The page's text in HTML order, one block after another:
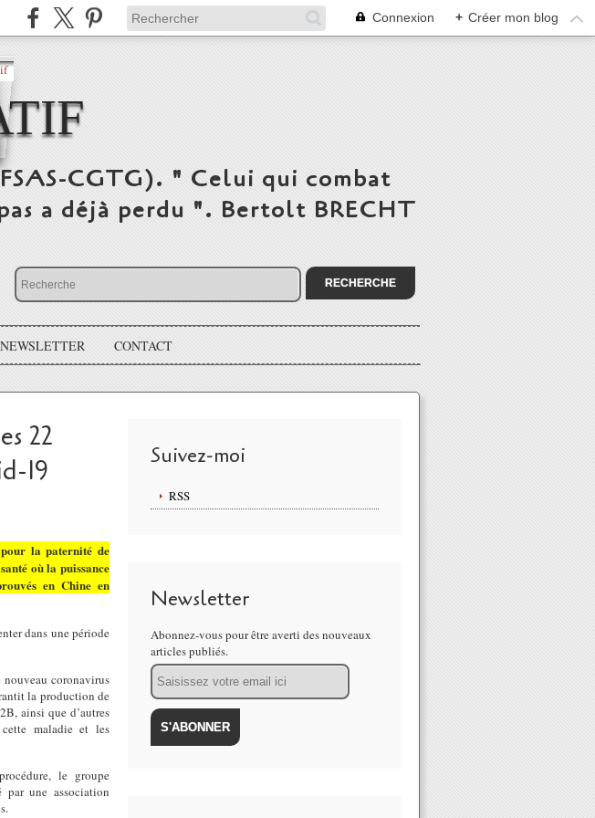
Connexion + Créer mon blog
CGTG). " Celui qui combat
a déjà perdu ". Bertolt BRECHT
NEWSLETTER CONTACT
22
19
la paternité de
où la puissance
en Chine en
dans une période
coronavirus
la production de
ainsi que d’autres
maladie et les
le groupe
une association
Suivez-moi
RSS
Newsletter
Abonnez-vous pour être averti des nouveaux
articles publiés.
Email